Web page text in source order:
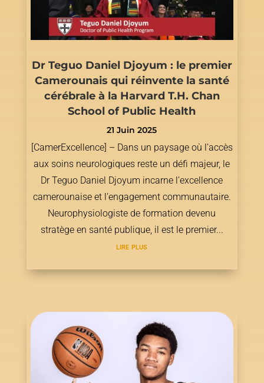
Dr Teguo Daniel Djoyum : le premier
Camerounais qui réinvente la santé
cérébrale à la Harvard T.H. Chan
School of Public Health
21 Juin 2025
[CamerExcellence] – Dans un paysage où l’accès
aux soins neurologiques reste un défi majeur, le
Dr Teguo Daniel Djoyum incarne l’excellence
camerounaise et l’engagement communautaire.
Neurophysiologiste de formation devenu
stratège en santé publique, il est le premier...
lire plus